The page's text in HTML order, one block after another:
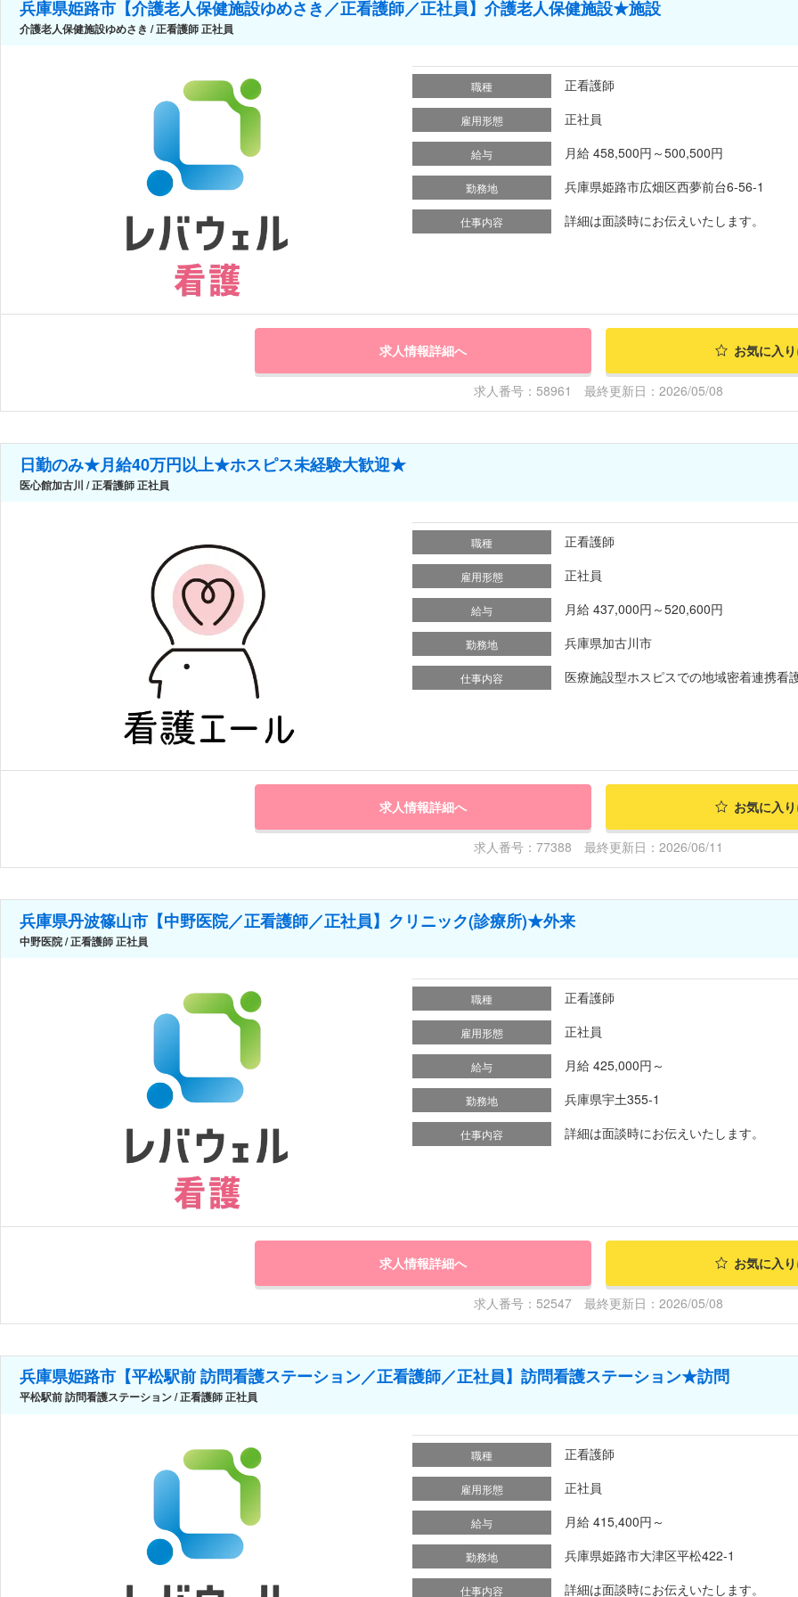
兵庫県姫路市【介護老人保健施設ゆめさき／正看護師／正社員】介護老人保健施設★施設
介護老人保健施設ゆめさき / 正看護師 正社員
職種 正看護師
雇用形態 正社員
給与 月給 458,500円～500,500円
勤務地 兵庫県姫路市広畑区西夢前台6-56-1
仕事内容 詳細は面談時にお伝えいたします。
求人情報詳細へ お気に入
求人番号：58961 最終更新日：2026/05/08
日勤のみ★月給40万円以上★ホスピス未経験大歓迎★
医心館加古川 / 正看護師 正社員
職種 正看護師
雇用形態 正社員
給与 月給 437,000円～520,600円
勤務地 兵庫県加古川市
仕事内容 医療施設型ホスピスでの地域密着連携看
求人情報詳細へ お気に入
求人番号：77388 最終更新日：2026/06/11
兵庫県丹波篠山市【中野医院／正看護師／正社員】クリニック(診療所)★外来
中野医院 / 正看護師 正社員
職種 正看護師
雇用形態 正社員
給与 月給 425,000円～
勤務地 兵庫県宇土355-1
仕事内容 詳細は面談時にお伝えいたします。
求人情報詳細へ お気に入
求人番号：52547 最終更新日：2026/05/08
兵庫県姫路市【平松駅前 訪問看護ステーション／正看護師／正社員】訪問看護ステーション★訪問
平松駅前 訪問看護ステーション / 正看護師 正社員
職種 正看護師
雇用形態 正社員
給与 月給 415,400円～
勤務地 兵庫県姫路市大津区平松422-1
仕事内容 詳細は面談時にお伝えいたします。